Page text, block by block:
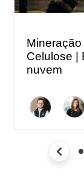
Celulose |
nuvem